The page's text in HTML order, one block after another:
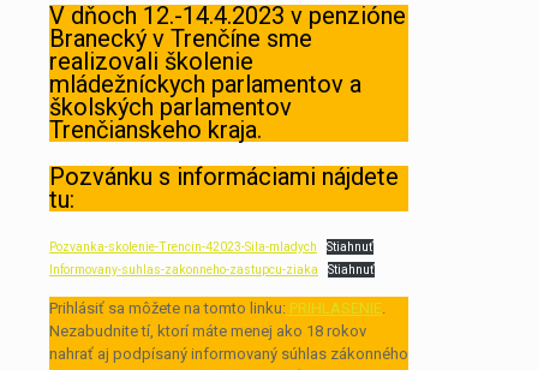
V dňoch 12.-14.4.2023 v penzióne
Branecký v Trenčíne sme
realizovali školenie
mládežníckych parlamentov a
školských parlamentov
Trenčianskeho kraja.
Pozvánku s informáciami nájdete
tu:
Pozvanka-skolenie-Trencin-42023-Sila-mladych
Stiahnuť
Informovany-suhlas-zakonneho-zastupcu-ziaka
Stiahnuť
Prihlásiť sa môžete na tomto linku: PRIHLASENIE.
Nezabudnite tí, ktorí máte menej ako 18 rokov
nahrať aj podpísaný informovaný súhlas zákonného